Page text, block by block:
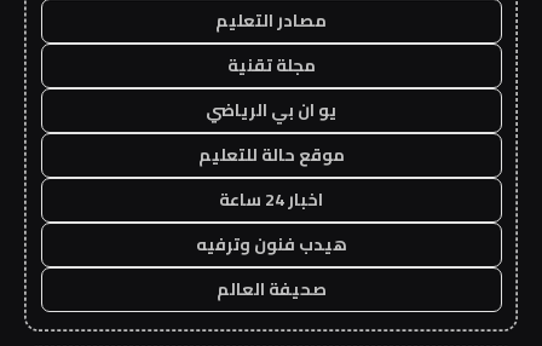
مصادر التعليم
مجلة تقنية
يو ان بي الرياضي
موقع حالة للتعليم
اخبار 24 ساعة
هيدب فنون وترفيه
صحيفة العالم